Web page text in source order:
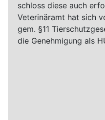
schloss diese auch
Veterinäramt hat sich
gem. §11
die Genehmigung als